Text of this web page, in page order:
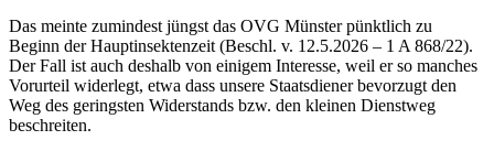
Das meinte zumindest jüngst das OVG Münster pünktlich zu
Beginn der Hauptinsektenzeit (Beschl. v. 12.5.​2026 – 1 A 868/22).
Der Fall ist auch deshalb von einigem Interesse, weil er so manches
Vorurteil widerlegt, etwa dass unsere Staatsdiener bevorzugt den
Weg des geringsten Widerstands bzw. den kleinen Dienstweg
beschreiten.